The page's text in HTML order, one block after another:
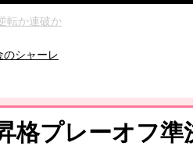
転か連破か
のシャーレ
わらない
格プレーオフ準